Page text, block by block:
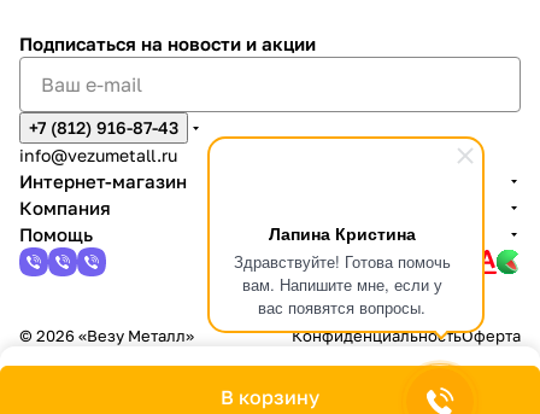
Лапина Кристина
Здравствуйте! Готова помочь
вам. Напишите мне, если у
вас появятся вопросы.
В корзину
Подписаться на новости и акции
+7 (812) 916-87-43
info@vezumetall.ru
Интернет-магазин
Компания
Помощь
© 2026 «Везу Металл» КонфиденциальностьОферта